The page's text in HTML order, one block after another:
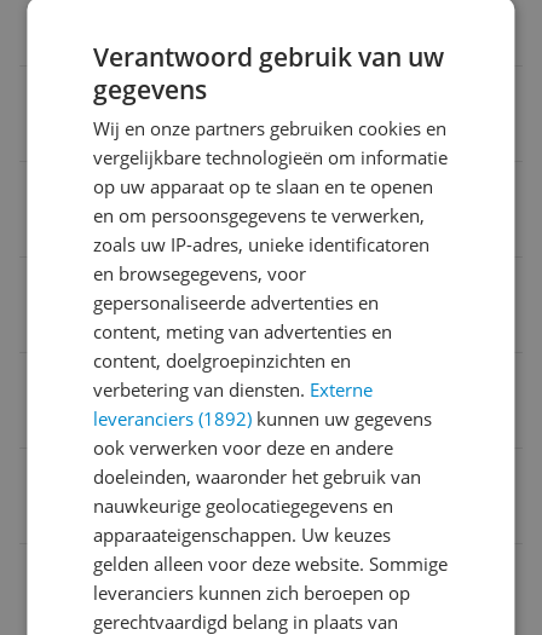
Naam verantwoordelijke marktdeelnemer in de EU
Inhoud
Verpakkingsgewicht
Verpakking hoogte
Adres verantwoordelijke marktdeelnemer in de EU
09B - Zeer licht beige blond
Verantwoord gebruik van uw
gegevens
Wij en onze partners gebruiken cookies en
vergelijkbare technologieën om informatie
op uw apparaat op te slaan en te openen
en om persoonsgegevens te verwerken,
zoals uw IP-adres, unieke identificatoren
en browsegegevens, voor
gepersonaliseerde advertenties en
content, meting van advertenties en
content, doelgroepinzichten en
verbetering van diensten. Externe
leveranciers (1892) kunnen uw gegevens
ook verwerken voor deze en andere
doeleinden, waaronder het gebruik van
nauwkeurige geolocatiegegevens en
apparaateigenschappen. Uw keuzes
gelden alleen voor deze website. Sommige
leveranciers kunnen zich beroepen op
gerechtvaardigd belang in plaats van